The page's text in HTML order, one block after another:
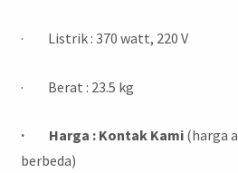
· Listrik : 370 watt, 220 V
· Berat : 23.5 kg
· Harga : Kontak Kami (harga
berbeda)